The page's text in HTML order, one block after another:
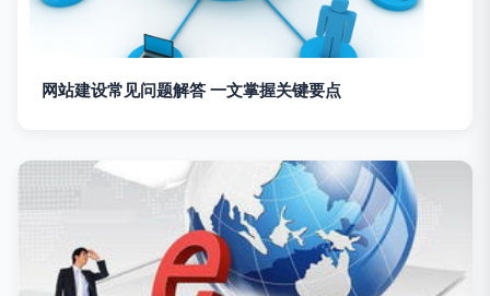
网站建设常见问题解答 一文掌握关键要点